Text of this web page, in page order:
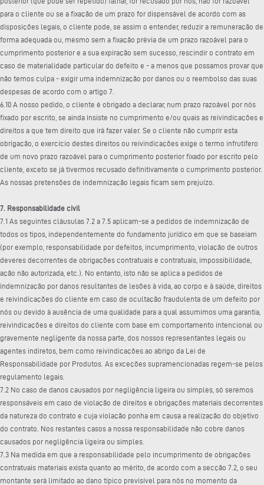
para o cliente ou se a fixação de um prazo for dispensável de acordo com as
disposições legais, o cliente pode, se assim o entender, reduzir a remuneração de
forma adequada ou, mesmo sem a fixação prévia de um prazo razoável para o
cumprimento posterior e a sua expiração sem sucesso, rescindir o contrato em
caso de materialidade particular do defeito e - a menos que possamos provar que
não temos culpa - exigir uma indemnização por danos ou o reembolso das suas
despesas de acordo com o artigo 7.
6.10 A nosso pedido, o cliente é obrigado a declarar, num prazo razoável por nós
fixado por escrito, se ainda insiste no cumprimento e/ou quais as reivindicações e
direitos a que tem direito que irá fazer valer. Se o cliente não cumprir esta
obrigação, o exercício destes direitos ou reivindicações exige o termo infrutífero
de um novo prazo razoável para o cumprimento posterior fixado por escrito pelo
cliente, exceto se já tivermos recusado definitivamente o cumprimento posterior.
As nossas pretensões de indemnização legais ficam sem prejuízo.
7. Responsabilidade civil
7.1 As seguintes cláusulas 7.2 a 7.5 aplicam-se a pedidos de indemnização de
todos os tipos, independentemente do fundamento jurídico em que se baseiam
(por exemplo, responsabilidade por defeitos, incumprimento, violação de outros
deveres decorrentes de obrigações contratuais e contratuais, impossibilidade,
ação não autorizada, etc.). No entanto, isto não se aplica a pedidos de
indemnização por danos resultantes de lesões à vida, ao corpo e à saúde, direitos
e reivindicações do cliente em caso de ocultação fraudulenta de um defeito por
nós ou devido à ausência de uma qualidade para a qual assumimos uma garantia,
reivindicações e direitos do cliente com base em comportamento intencional ou
gravemente negligente da nossa parte, dos nossos representantes legais ou
agentes indiretos, bem como reivindicações ao abrigo da Lei de
Responsabilidade por Produtos. As exceções supramencionadas regem-se pelos
regulamento legais.
7.2 No caso de danos causados por negligência ligeira ou simples, só seremos
responsáveis em caso de violação de direitos e obrigações materiais decorrentes
da natureza do contrato e cuja violação ponha em causa a realização do objetivo
do contrato. Nos restantes casos a nossa responsabilidade não cobre danos
causados por negligência ligeira ou simples.
7.3 Na medida em que a responsabilidade pelo incumprimento de obrigações
contratuais materiais exista quanto ao mérito, de acordo com a secção 7.2, o seu
montante será limitado ao dano típico previsível para nós no momento da